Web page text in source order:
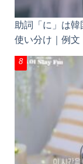
助詞「に」は
と使い分け｜